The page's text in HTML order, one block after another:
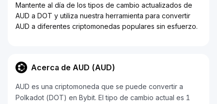
Mantente al día de los tipos de cambio actualizados de
AUD a DOT y utiliza nuestra herramienta para convertir
AUD a diferentes criptomonedas populares sin esfuerzo.
Acerca de AUD (AUD)
AUD es una criptomoneda que se puede convertir a
Polkadot (DOT) en Bybit. El tipo de cambio actual es 1